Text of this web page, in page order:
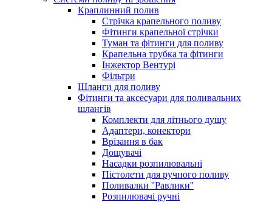
Краплинний полив
Стрічка крапельного поливу
Фітинги крапельної стрічки
Туман та фітинги для поливу
Крапельна трубка та фітинги
Інжектор Вентурі
Фільтри
Шланги для поливу
Фітинги та аксесуари для поливальних
шлангів
Комплекти для літнього душу
Адаптери, конектори
Врізання в бак
Дощувачі
Насадки розпилювальні
Пістолети для ручного поливу
Поливалки ''Равлики''
Розпилювачі ручні